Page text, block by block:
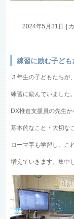
2024年5月31日 |
練習に励む子ども
３年生の子どもたちが
練習に励んでいました。
DX推進支援員の先生
基本的なこと・大切な
ローマ字も学習し、こ
増えていきます。集中